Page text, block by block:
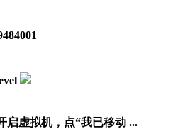
启虚拟机，点“我已移动 ...